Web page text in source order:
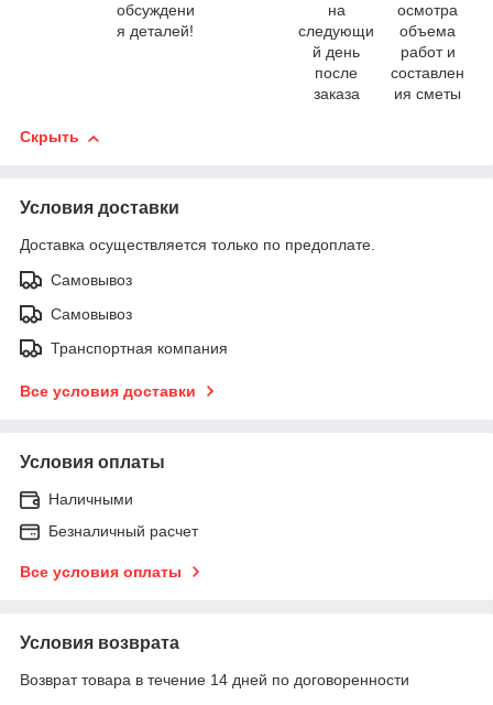
обсуждени
я деталей!
на
следующи
й день
после
заказа
осмотра
объема
работ и
составлен
ия сметы
Скрыть
Условия доставки
Доставка осуществляется только по предоплате.
Самовывоз
Самовывоз
Транспортная компания
Все условия доставки
Условия оплаты
Наличными
Безналичный расчет
Все условия оплаты
Условия возврата
Возврат товара в течение 14 дней по договоренности